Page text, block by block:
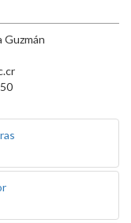
Guzmán